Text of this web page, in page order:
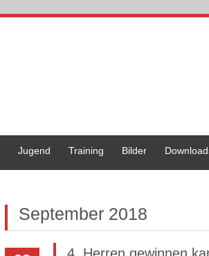
Jugend Training Bilder
September 2018
4. Herren gewinnen